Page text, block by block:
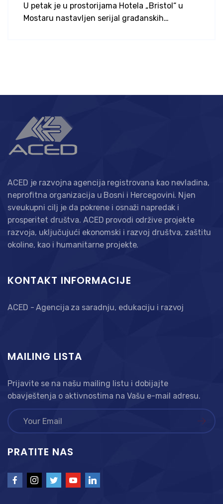
U petak je u prostorijama Hotela „Bristol“ u
Mostaru nastavljen serijal građanskih…
ACED je razvojna agencija registrovana kao nevladina,
neprofitna organizacija u Bosni i Hercegovini. Njen
sveukupni cilj je da pokrene i osnaži napredak i
prosperitet društva. ACED provodi održive projekte
razvoja, uključujući ekonomski i razvoj društva, zaštitu
okoline, kao i humanitarne projekte.
KONTAKT INFORMACIJE
ACED - Agencija za saradnju, edukaciju i razvoj
MAILING LISTA
Prijavite se na našu mailing listu i dobijajte
obavještenja o aktivnostima na Vašu e-mail adresu.
PRATITE NAS